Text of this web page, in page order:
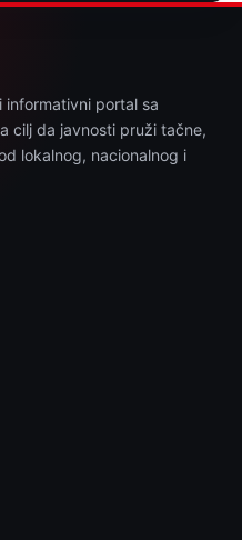
informativni portal sa
cilj da javnosti pruži tačne,
lokalnog, nacionalnog i